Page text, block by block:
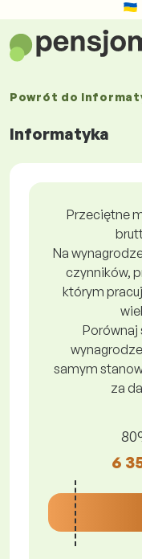
Powrót do
Informatyka
Przeciętne
Na
czynników,
którym
Porównaj
samym
za
6